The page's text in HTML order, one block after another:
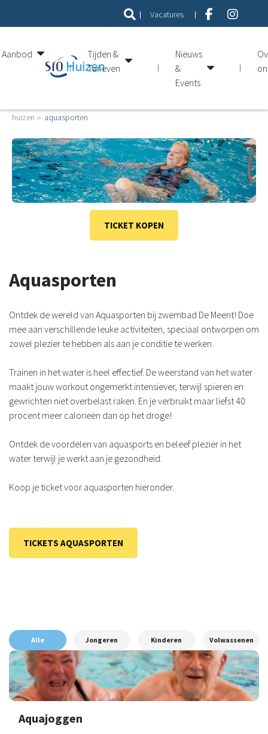
Vacatures
Aanbod
Tijden &
Tarieven
Nieuws
&
Events
TICKET KOPEN
huizen aquasporten
Aquasporten
Ontdek de wereld van Aquasporten bij zwembad De Meent! Doe
mee aan verschillende leuke activiteiten, speciaal ontworpen om
zowel plezier te hebben als aan je conditie te werken.
Trainen in het water is heel effectief. De weerstand van het water
maakt jouw workout ongemerkt intensiever, terwijl spieren en
gewrichten niet overbelast raken. En je verbruikt maar liefst 40
procent meer calorieën dan op het droge!
Ontdek de voordelen van aquasports en beleef plezier in het
water terwijl je werkt aan je gezondheid.
Koop je ticket voor aquasporten hieronder.
TICKETS AQUASPORTEN
Alle Jongeren Kinderen Volwassenen
Aquajoggen